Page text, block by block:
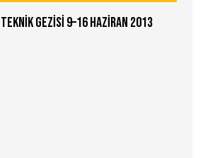
Gezİsİ 9–16 Hazİran 2013